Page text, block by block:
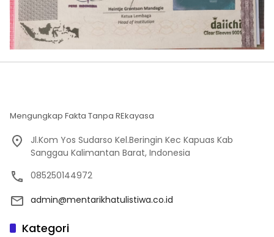
Mengungkap Fakta Tanpa REkayasa
Jl.Kom Yos Sudarso Kel.Beringin Kec Kapuas Kab
Sanggau Kalimantan Barat, Indonesia
085250144972
admin@mentarikhatulistiwa.co.id
Kategori